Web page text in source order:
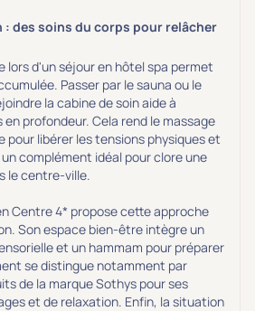
: des soins du corps pour relâcher
lors d'un séjour en hôtel spa permet
Passer par le sauna ou le
la cabine de soin aide à
profondeur. Cela rend le massage
libérer les tensions physiques et
complément idéal pour clore une
le centre-ville.
Centre 4* propose cette approche
Son espace bien-être intègre un
et un hammam pour préparer
se distingue notamment par
de la marque Sothys pour ses
et de relaxation. Enfin, la situation